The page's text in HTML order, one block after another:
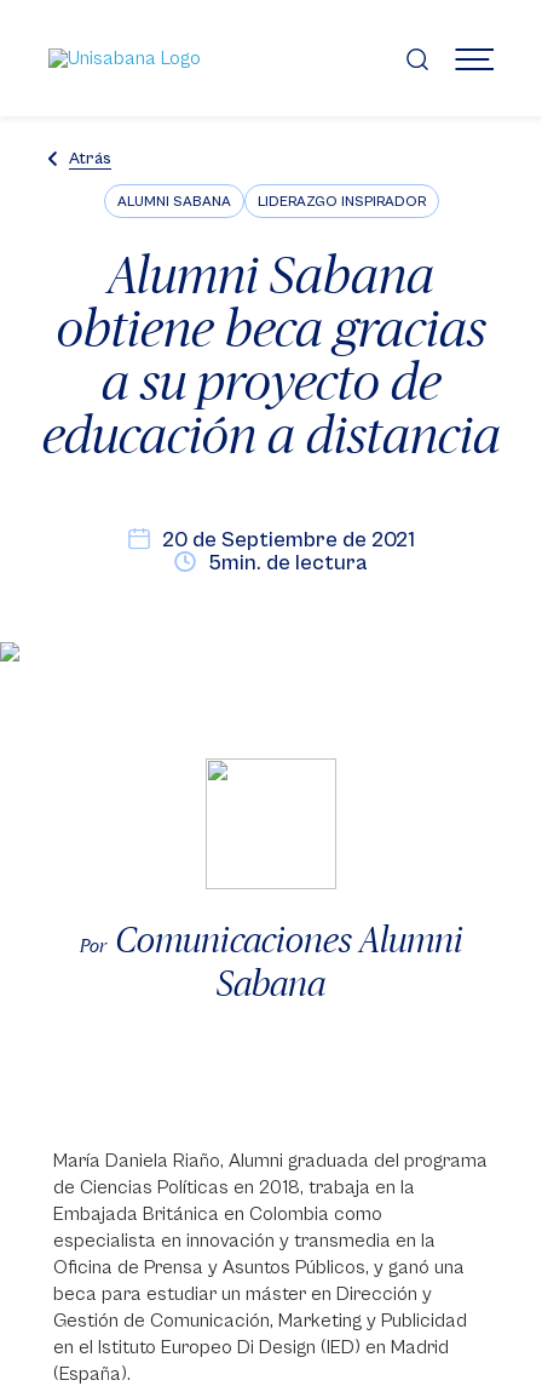
contenido
principal
MENÚ
Atrás
ALUMNI SABANA LIDERAZGO INSPIRADOR
Alumni Sabana
obtiene beca gracias
a su proyecto de
educación a distancia
20 de Septiembre de 2021
5min. de lectura
Por Comunicaciones Alumni
Sabana
María Daniela Riaño, Alumni graduada del programa
de Ciencias Políticas en 2018, trabaja en la
Embajada Británica en Colombia como
especialista en innovación y transmedia en la
Oficina de Prensa y Asuntos Públicos, y ganó una
beca para estudiar un máster en Dirección y
Gestión de Comunicación, Marketing y Publicidad
en el Istituto Europeo Di Design (IED) en Madrid
(España).